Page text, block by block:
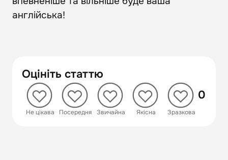
англійська!
Оцініть статтю
Не цікава Посередня Звичайна Якісна Зразкова
0